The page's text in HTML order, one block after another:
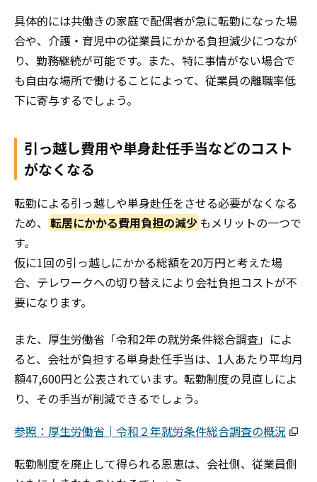
具体的には共働きの家庭で配偶者が急に転勤になった場
合や、介護・育児中の従業員にかかる負担減少につなが
り、勤務継続が可能です。また、特に事情がない場合で
も自由な場所で働けることによって、従業員の離職率低
下に寄与するでしょう。
引っ越し費用や単身赴任手当などのコスト
がなくなる
転勤による引っ越しや単身赴任をさせる必要がなくなる
ため、 転居にかかる費用負担の減少もメリットの一つで
す。
仮に1回の引っ越しにかかる総額を20万円と考えた場
合、テレワークへの切り替えにより会社負担コストが不
要になります。
また、厚生労働省「令和2年の就労条件総合調査」によ
ると、会社が負担する単身赴任手当は、1人あたり平均月
額47,600円と公表されています。転勤制度の見直しによ
り、その手当が削減できるでしょう。
参照：厚生労働省│令和２年就労条件総合調査の概況
転勤制度を廃止して得られる恩恵は、会社側、従業員側